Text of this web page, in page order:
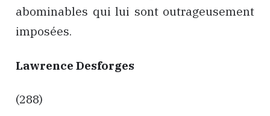
abominables qui lui sont outrageusement
imposées.
Lawrence Desforges
(288)